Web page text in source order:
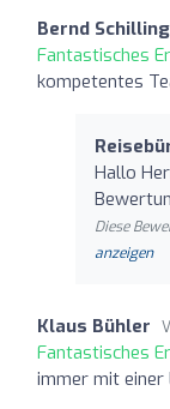
Bernd Schilling
Fantastisches
kompetentes
Hallo
Diese
anzeigen
Klaus Bühler
Fantastisches
immer mit einer